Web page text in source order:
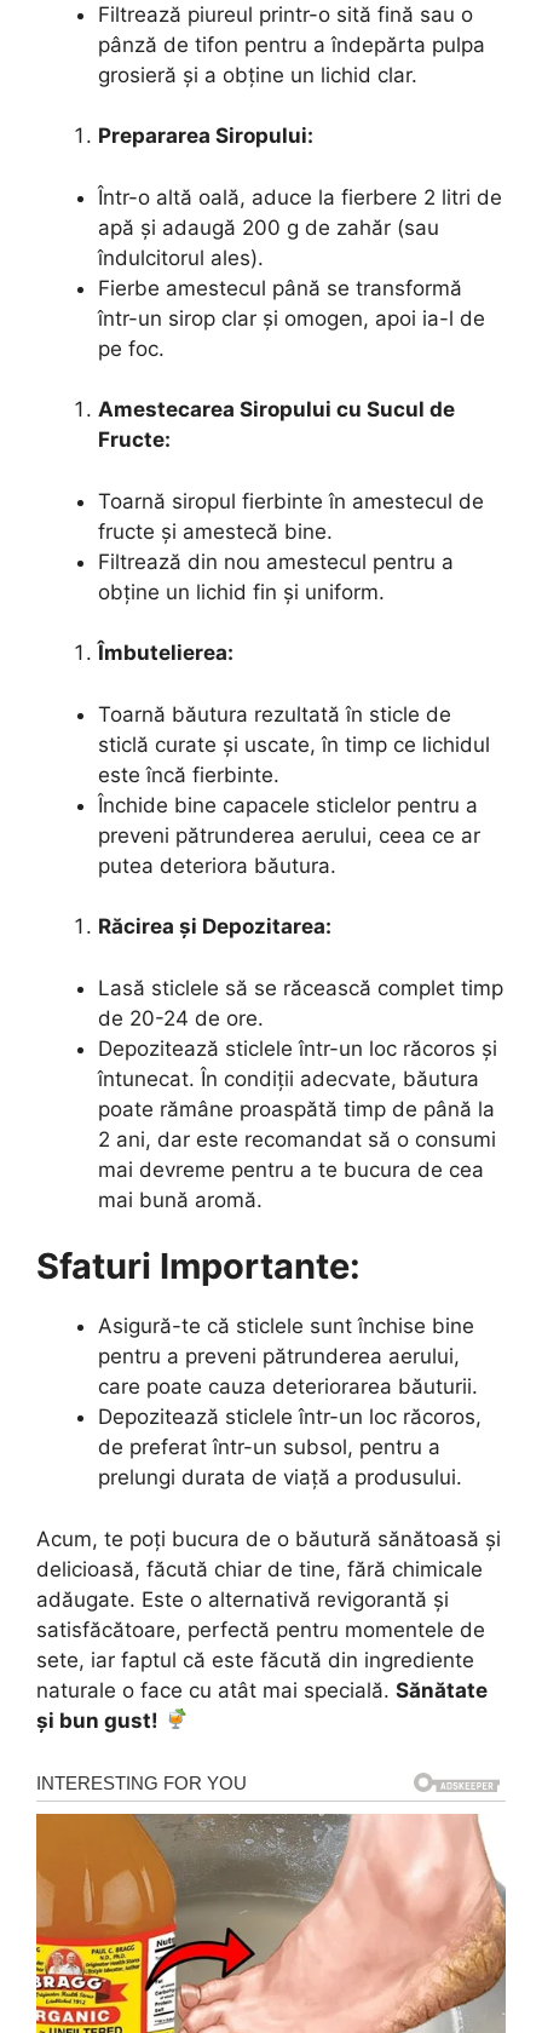
Filtrează piureul printr-o sită fină sau o
pânză de tifon pentru a îndepărta pulpa
grosieră și a obține un lichid clar.
Prepararea Siropului:
Într-o altă oală, aduce la fierbere 2 litri de
apă și adaugă 200 g de zahăr (sau
îndulcitorul ales).
Fierbe amestecul până se transformă
într-un sirop clar și omogen, apoi ia-l de
pe foc.
Amestecarea Siropului cu Sucul de
Fructe:
Toarnă siropul fierbinte în amestecul de
fructe și amestecă bine.
Filtrează din nou amestecul pentru a
obține un lichid fin și uniform.
Îmbutelierea:
Toarnă băutura rezultată în sticle de
sticlă curate și uscate, în timp ce lichidul
este încă fierbinte.
Închide bine capacele sticlelor pentru a
preveni pătrunderea aerului, ceea ce ar
putea deteriora băutura.
Răcirea și Depozitarea:
Lasă sticlele să se răcească complet timp
de 20-24 de ore.
Depozitează sticlele într-un loc răcoros și
întunecat. În condiții adecvate, băutura
poate rămâne proaspătă timp de până la
2 ani, dar este recomandat să o consumi
mai devreme pentru a te bucura de cea
mai bună aromă.
Sfaturi Importante:
Asigură-te că sticlele sunt închise bine
pentru a preveni pătrunderea aerului,
care poate cauza deteriorarea băuturii.
Depozitează sticlele într-un loc răcoros,
de preferat într-un subsol, pentru a
prelungi durata de viață a produsului.
Acum, te poți bucura de o băutură sănătoasă și
delicioasă, făcută chiar de tine, fără chimicale
adăugate. Este o alternativă revigorantă și
satisfăcătoare, perfectă pentru momentele de
sete, iar faptul că este făcută din ingrediente
naturale o face cu atât mai specială. Sănătate
și bun gust!